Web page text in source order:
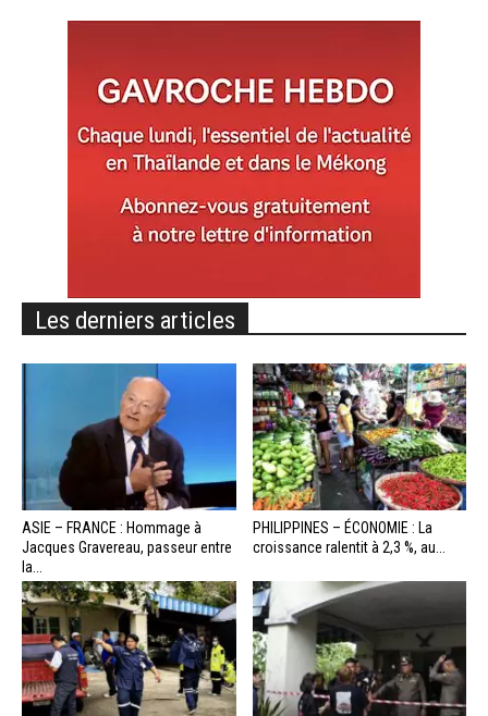
Les derniers articles
ASIE – FRANCE : Hommage à
Jacques Gravereau, passeur entre
la...
PHILIPPINES – ÉCONOMIE : La
croissance ralentit à 2,3 %, au...